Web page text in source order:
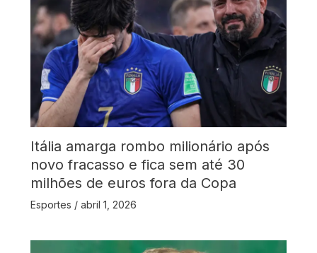
Itália amarga rombo milionário após
novo fracasso e fica sem até 30
milhões de euros fora da Copa
Esportes / abril 1, 2026